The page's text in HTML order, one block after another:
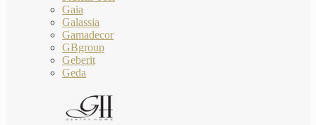
Gaia
Galassia
Gamadecor
GBgroup
Geberit
Geda